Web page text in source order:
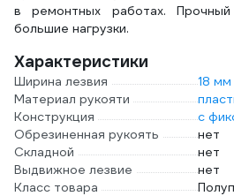
в ремонтных работах.
большие нагрузки.
Характеристики
Ширина лезвия
18 мм
Материал рукояти
Конструкция
с
Обрезиненная рукоять
нет
Складной
нет
Выдвижное лезвие
нет
Класс товара